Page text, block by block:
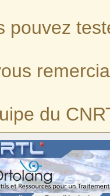
pouvez
du